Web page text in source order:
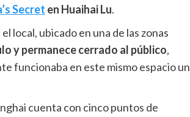
Secret en Huaihai Lu.
local, ubicado en una de las zonas
y permanece cerrado al público,
funcionaba en este mismo espacio un
cuenta con cinco puntos de